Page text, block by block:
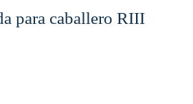
para caballero RIII